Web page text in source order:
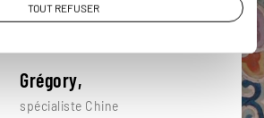
TOUT REFUSER
Grégory,
spécialiste Chine